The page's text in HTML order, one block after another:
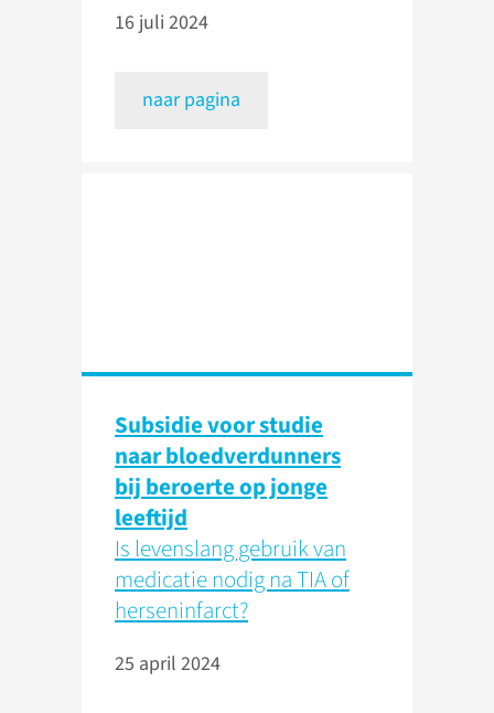
16 juli 2024
naar pagina
Subsidie voor studie
naar bloedverdunners
bij beroerte op jonge
leeftijd
Is levenslang gebruik van
medicatie nodig na TIA of
herseninfarct?
25 april 2024